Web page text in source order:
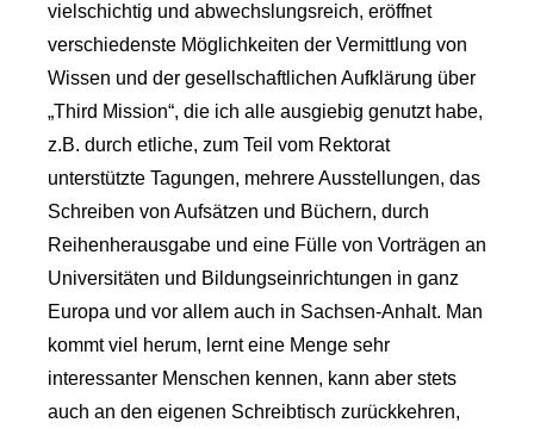
vielschichtig und abwechslungsreich, eröffnet
verschiedenste Möglichkeiten der Vermittlung von
Wissen und der gesellschaftlichen Aufklärung über
„Third Mission“, die ich alle ausgiebig genutzt habe,
z.B. durch etliche, zum Teil vom Rektorat
unterstützte Tagungen, mehrere Ausstellungen, das
Schreiben von Aufsätzen und Büchern, durch
Reihenherausgabe und eine Fülle von Vorträgen an
Universitäten und Bildungseinrichtungen in ganz
Europa und vor allem auch in Sachsen-Anhalt. Man
kommt viel herum, lernt eine Menge sehr
interessanter Menschen kennen, kann aber stets
auch an den eigenen Schreibtisch zurückkehren,